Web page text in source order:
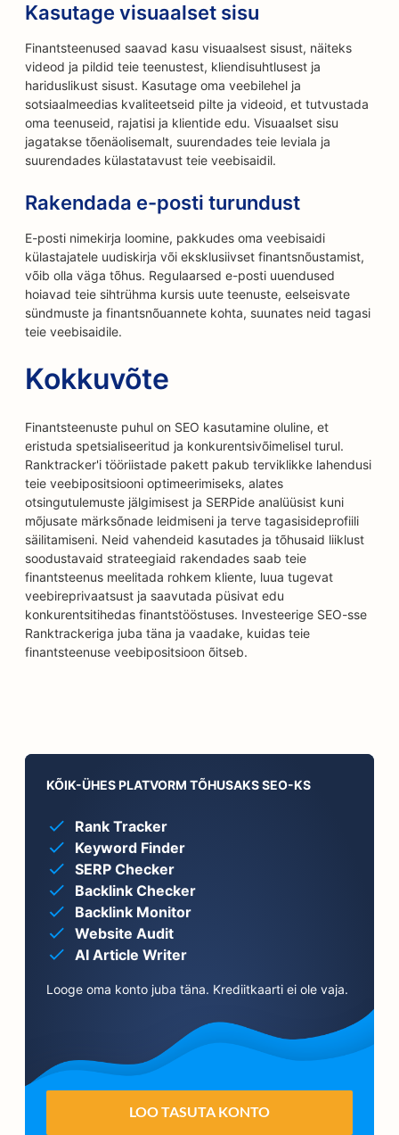
Kasutage visuaalset sisu
Finantsteenused saavad kasu visuaalsest sisust, näiteks
videod ja pildid teie teenustest, kliendisuhtlusest ja
hariduslikust sisust. Kasutage oma veebilehel ja
sotsiaalmeedias kvaliteetseid pilte ja videoid, et tutvustada
oma teenuseid, rajatisi ja klientide edu. Visuaalset sisu
jagatakse tõenäolisemalt, suurendades teie leviala ja
suurendades külastatavust teie veebisaidil.
Rakendada e-posti turundust
E-posti nimekirja loomine, pakkudes oma veebisaidi
külastajatele uudiskirja või eksklusiivset finantsnõustamist,
võib olla väga tõhus. Regulaarsed e-posti uuendused
hoiavad teie sihtrühma kursis uute teenuste, eelseisvate
sündmuste ja finantsnõuannete kohta, suunates neid tagasi
teie veebisaidile.
Kokkuvõte
Finantsteenuste puhul on SEO kasutamine oluline, et
eristuda spetsialiseeritud ja konkurentsivõimelisel turul.
Ranktracker'i tööriistade pakett pakub terviklikke lahendusi
teie veebipositsiooni optimeerimiseks, alates
otsingutulemuste jälgimisest ja SERPide analüüsist kuni
mõjusate märksõnade leidmiseni ja terve tagasisideprofiili
säilitamiseni. Neid vahendeid kasutades ja tõhusaid liiklust
soodustavaid strateegiaid rakendades saab teie
finantsteenus meelitada rohkem kliente, luua tugevat
veebireprivaatsust ja saavutada püsivat edu
konkurentsitihedas finantstööstuses. Investeerige SEO-sse
Ranktrackeriga juba täna ja vaadake, kuidas teie
finantsteenuse veebipositsioon õitseb.
KÕIK-ÜHES PLATVORM TÕHUSAKS SEO-KS
Rank Tracker
Keyword Finder
SERP Checker
Backlink Checker
Backlink Monitor
Website Audit
AI Article Writer
Looge oma konto juba täna. Krediitkaarti ei ole vaja.
LOO TASUTA KONTO